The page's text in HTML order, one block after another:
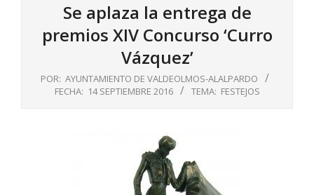
Se aplaza la entrega de
premios XIV Concurso ‘Curro
Vázquez’
POR: AYUNTAMIENTO DE VALDEOLMOS-ALALPARDO
FECHA: 14 SEPTIEMBRE 2016 TEMA: FESTEJOS